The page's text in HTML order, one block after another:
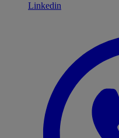
Linkedin